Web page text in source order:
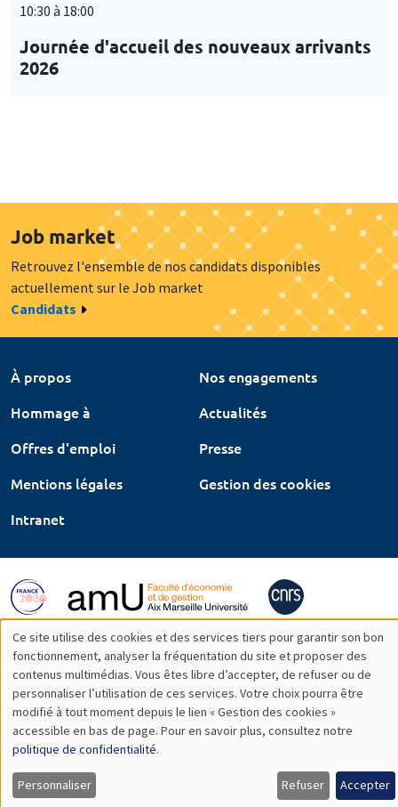
10:30 à 18:00
Journée d'accueil des nouveaux arrivants
2026
Job market
Retrouvez l'ensemble de nos candidats disponibles
actuellement sur le Job market
Candidats
À propos
Nos engagements
Hommage à
Actualités
Offres d'emploi
Presse
Mentions légales
Gestion des cookies
Intranet
Utilisation
des
données
personnelles
et
Ce site utilise des cookies et des services tiers pour garantir son bon
fonctionnement, analyser la fréquentation du site et proposer des
contenus multimédias. Vous êtes libre d’accepter, de refuser ou de
personnaliser l’utilisation de ces services. Votre choix pourra être
modifié à tout moment depuis le lien « Gestion des cookies »
accessible en bas de page. Pour en savoir plus, consultez notre
politique de confidentialité.
Personnaliser Refuser Accepter